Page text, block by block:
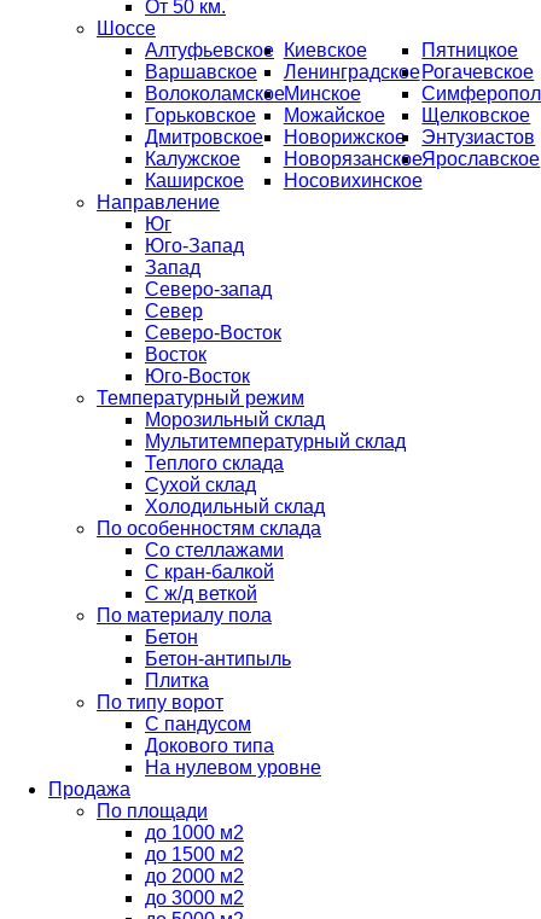
От 50 км.
Шоссе
Алтуфьевское
Варшавское
Волоколамское
Горьковское
Дмитровское
Калужское
Каширское
Киевское
Ленинградское
Минское
Можайское
Новорижское
Новорязанское
Носовихинское
Пятницкое
Рогачевское
Щелковское
Энтузиастов
Ярославское
Направление
Юг
Юго-Запад
Запад
Северо-запад
Север
Северо-Восток
Восток
Юго-Восток
Температурный режим
Морозильный склад
Мультитемпературный склад
Теплого склада
Сухой склад
Холодильный склад
По особенностям склада
Со стеллажами
С кран-балкой
С ж/д веткой
По материалу пола
Бетон
Бетон-антипыль
Плитка
По типу ворот
С пандусом
Докового типа
На нулевом уровне
Продажа
По площади
до 1000 м2
до 1500 м2
до 2000 м2
до 3000 м2